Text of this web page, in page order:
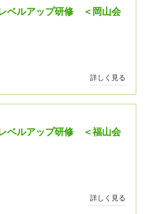
ベルアップ研修 ＜岡山会
詳しく見る
ベルアップ研修 ＜福山会
詳しく見る